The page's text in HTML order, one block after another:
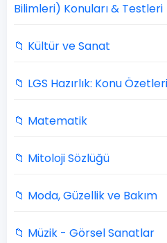
Bilimleri) Konuları & Testleri
📁 Kültür ve Sanat
📁 LGS Hazırlık: Konu
📁 Matematik
📁 Mitoloji Sözlüğü
📁 Moda, Güzellik ve Bakım
📁 Müzik - Görsel Sanatlar